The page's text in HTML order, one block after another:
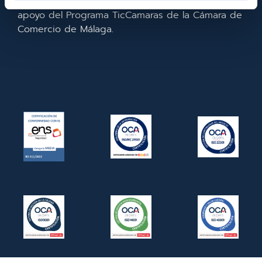
apoyo del Programa TicCamaras de la Cámara de
Comercio de Málaga.